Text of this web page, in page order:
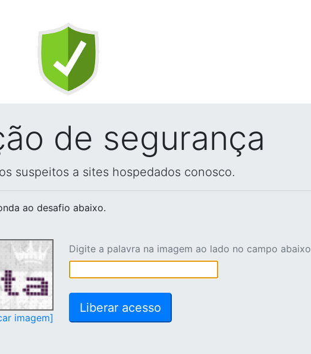
de segurança
suspeitos a sites hospedados conosco.
ao desafio abaixo.
imagem]
Digite a palavra na imagem ao lado no campo abaixo